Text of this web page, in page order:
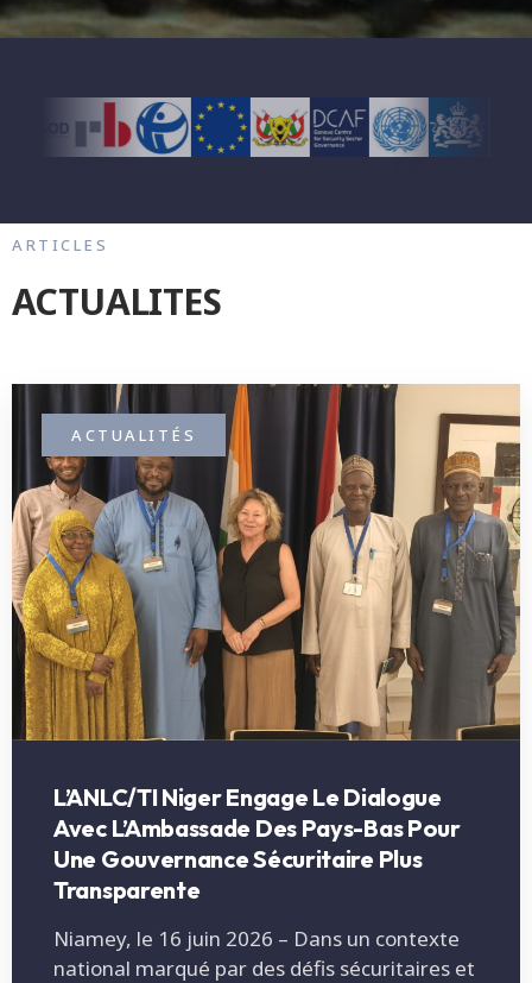
ARTICLES
ACTUALITES
ACTUALITÉS
L’ANLC/TI Niger Engage Le Dialogue
Avec L’Ambassade Des Pays-Bas Pour
Une Gouvernance Sécuritaire Plus
Transparente
Niamey, le 16 juin 2026 – Dans un contexte
national marqué par des défis sécuritaires et